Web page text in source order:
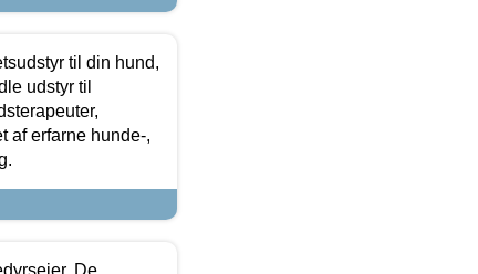
til din hund,
udstyr til
af erfarne hunde-,
De